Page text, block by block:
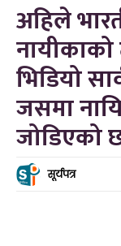
अहिले
भिडियो
जसमा
जोडिएको
सूर्यपत्र